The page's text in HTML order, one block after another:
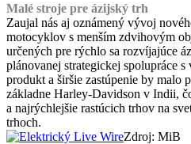
Malé stroje pre ázijský trh
Zaujal nás aj oznámený vývoj
motocyklov s menším zdvihovým
určených pre rýchlo sa rozvíjajúce
plánovanej strategickej spolupráce
produkt a širšie zastúpenie by malo
základne Harley-Davidson v Indii,
a najrýchlejšie rastúcich trhov na
trhoch.
Zdroj: MiB